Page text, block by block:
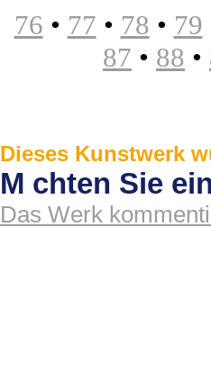
76 • 77 • 78 • 79
87 • 88 •
Dieses Kunstwerk
M chten Sie
Das Werk